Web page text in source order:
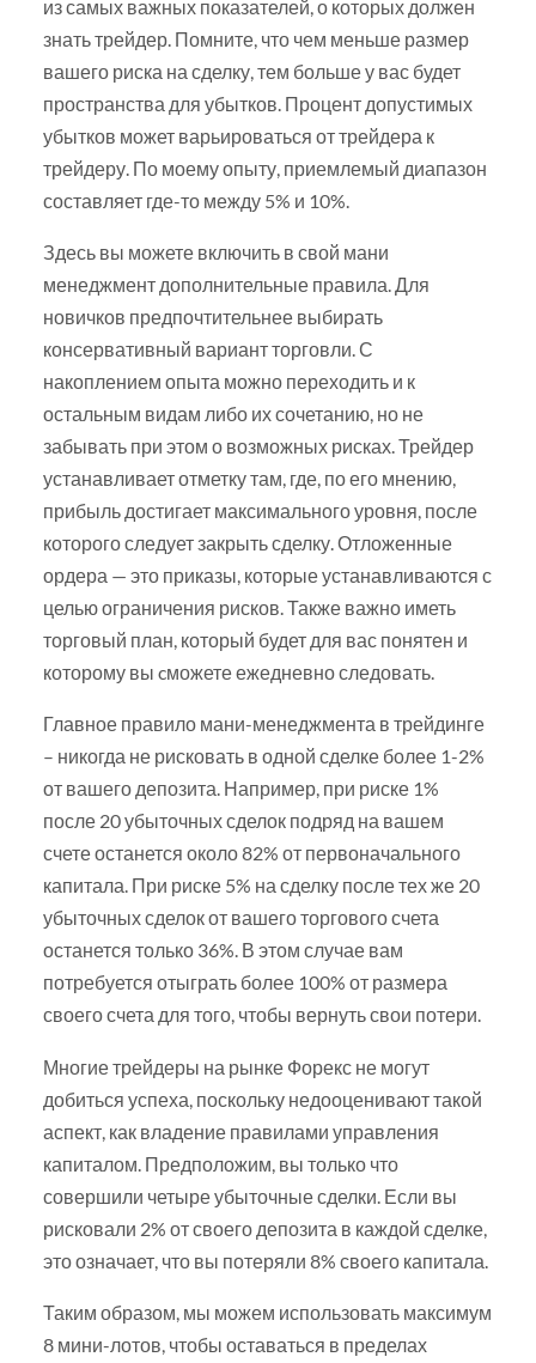
из самых важных показателей, о которых должен
знать трейдер. Помните, что чем меньше размер
вашего риска на сделку, тем больше у вас будет
пространства для убытков. Процент допустимых
убытков может варьироваться от трейдера к
трейдеру. По моему опыту, приемлемый диапазон
составляет где-то между 5% и 10%.
Здесь вы можете включить в свой мани
менеджмент дополнительные правила. Для
новичков предпочтительнее выбирать
консервативный вариант торговли. С
накоплением опыта можно переходить и к
остальным видам либо их сочетанию, но не
забывать при этом о возможных рисках. Трейдер
устанавливает отметку там, где, по его мнению,
прибыль достигает максимального уровня, после
которого следует закрыть сделку. Отложенные
ордера — это приказы, которые устанавливаются с
целью ограничения рисков. Также важно иметь
торговый план, который будет для вас понятен и
которому вы cможете ежедневно следовать.
Главное правило мани-менеджмента в трейдинге
– никогда не рисковать в одной сделке более 1-2%
от вашего депозита. Например, при риске 1%
после 20 убыточных сделок подряд на вашем
счете останется около 82% от первоначального
капитала. При риске 5% на сделку после тех же 20
убыточных сделок от вашего торгового счета
останется только 36%. В этом случае вам
потребуется отыграть более 100% от размера
своего счета для того, чтобы вернуть свои потери.
Многие трейдеры на рынке Форекс не могут
добиться успеха, поскольку недооценивают такой
аспект, как владение правилами управления
капиталом. Предположим, вы только что
совершили четыре убыточные сделки. Если вы
рисковали 2% от своего депозита в каждой сделке,
это означает, что вы потеряли 8% своего капитала.
Таким образом, мы можем использовать максимум
8 мини-лотов, чтобы оставаться в пределах